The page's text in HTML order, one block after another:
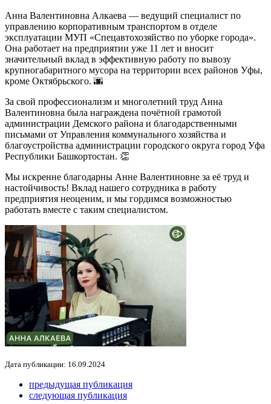
Анна Валентиновна Алкаева — ведущий специалист по
управлению корпоративным транспортом в отделе
эксплуатации МУП «Спецавтохозяйство по уборке города».
Она работает на предприятии уже 11 лет и вносит
значительный вклад в эффективную работу по вывозу
крупногабаритного мусора на территории всех районов Уфы,
кроме Октябрьского. 🌆
За свой профессионализм и многолетний труд Анна
Валентиновна была награждена почётной грамотой
администрации Демского района и благодарственными
письмами от Управления коммунального хозяйства и
благоустройства администрации городского округа город Уфа
Республики Башкортостан. 👏
Мы искренне благодарны Анне Валентиновне за её труд и
настойчивость! Вклад нашего сотрудника в работу
предприятия неоценим, и мы гордимся возможностью
работать вместе с таким специалистом.
Дата публикации: 16.09.2024
предыдущая публикация
следующая публикация